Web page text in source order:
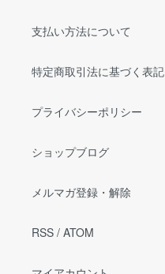
支払い方法について
特定商取引法に基づく表記
プライバシーポリシー
ショップブログ
メルマガ登録・解除
RSS / ATOM